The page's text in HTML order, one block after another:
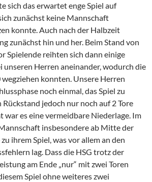
sich das erwartet enge Spiel auf
zunächst keine Mannschaft
konnte. Auch nach der Halbzeit
zunächst hin und her. Beim Stand von
Spielende reihten sich dann einige
unseren Herren aneinander, wodurch die
konnten. Unsere Herren
noch einmal, das Spiel zu
jedoch nur noch auf 2 Tore
war es eine vermeidbare Niederlage. Im
insbesondere ab Mitte der
ihrem Spiel, was vor allem an den
lag. Dass die HSG trotz der
am Ende „nur“ mit zwei Toren
Spiel ohne weiteres zwei